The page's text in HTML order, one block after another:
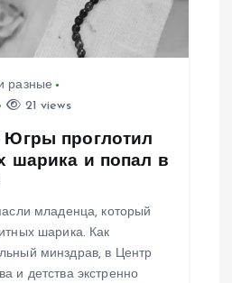
разные
21 views
Югры проглотил
шарика и попал в
младенца, который
шарика. Как
минздрав, в Центр
и детства экстренно